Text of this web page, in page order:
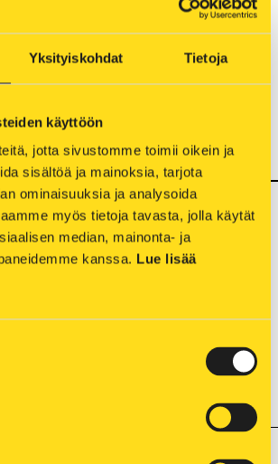
Yksityiskohdat Tietoja
käyttöön
jotta sivustomme toimii oikein ja
sisältöä ja mainoksia, tarjota
ominaisuuksia ja analysoida
myös tietoja tavasta, jolla käytät
median, mainonta- ja
kanssa. Lue lisää
yritysten ja taloyhtiöiden
helpoksi. Autamme
sekä investointivaikutusten
mielellämme hyödyt,
kannattaa varmasti. Avoimella
takaamme parhaan palvelun.